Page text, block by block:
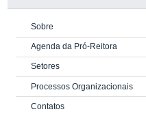
Sobre
Agenda da Pró-Reitora
Setores
Processos Organizacionais
Contatos